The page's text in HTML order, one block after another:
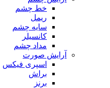
خط چشم
ریمل
سایه چشم
کانسیلر
مداد چشم
آرایش صورت
اسپری فیکس
براش
برنز